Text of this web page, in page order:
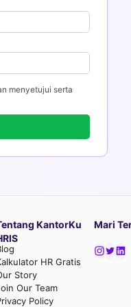
menyetujui serta
KantorKu
HR Gratis
Story
Our Team
Policy
Mari